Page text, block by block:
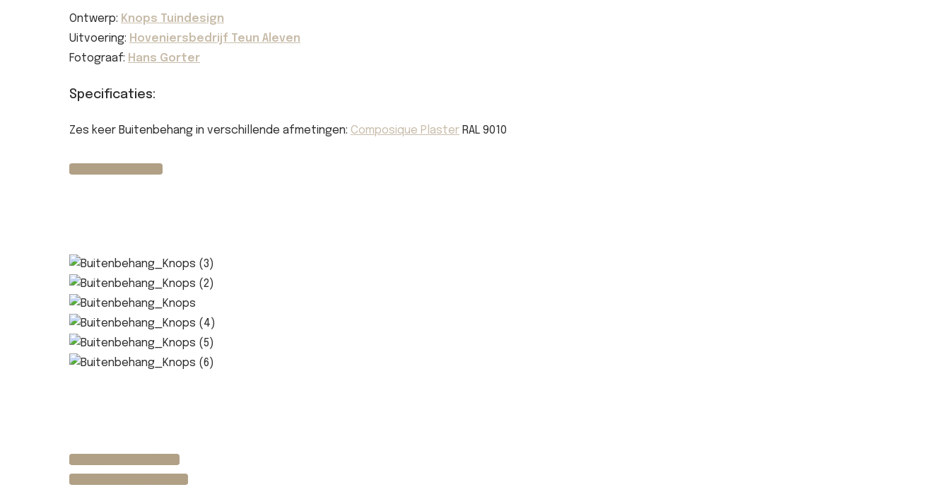
Ontwerp: Knops Tuindesign
Uitvoering: Hoveniersbedrijf Teun Aleven
Fotograaf: Hans Gorter
Specificaties:
Zes keer Buitenbehang in verschillende afmetingen: Composique Plaster RAL 9010
Bekijk meer foto's
Terug naar overzicht
Vraag een offerte aan